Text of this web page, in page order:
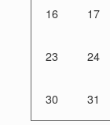
16 17
23 24
30 31